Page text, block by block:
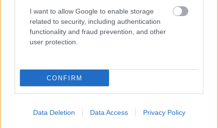
I want to allow Google to enable storage
related to security, including authentication
functionality and fraud prevention, and other
user protection.
CONFIRM
Data Deletion Data Access Privacy Policy
Több mint egy hónap is lehet, mire teljesen
újraindul a p...
Tanulj németül otthonról: a digitális tanulás előnyei
2026. augusztus 07 | Promóció